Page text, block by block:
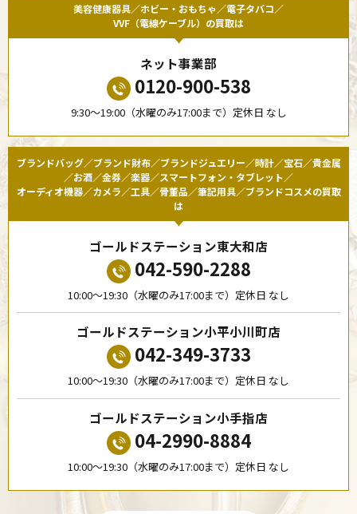
美容健康器具／ホビー・おもちゃ／電子タバコ／
VVF（電線ケーブル）の買取は
ネット事業部
0120-900-538
9:30〜19:00（水曜のみ17:00まで）定休日 なし
ブランドバッグ／ブランド財布／ブランドジュエリー／時計／宝石／貴金属
／お酒／金券／楽器／スマートフォン・タブレット／
オーディオ機器／カメラ／工具／骨董品／筆記用具／ブランドコスメの買取
は
ゴールドステーション東大和店
042-590-2288
10:00〜19:30（水曜のみ17:00まで）定休日 なし
ゴールドステーション小平小川町店
042-349-3733
10:00〜19:30（水曜のみ17:00まで）定休日 なし
ゴールドステーション小手指店
04-2990-8884
10:00〜19:30（水曜のみ17:00まで）定休日 なし